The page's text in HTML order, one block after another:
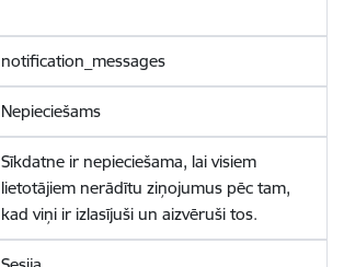
notification_messages
Nepieciešams
Sīkdatne ir nepieciešama, lai visiem
lietotājiem nerādītu ziņojumus pēc tam,
kad viņi ir izlasījuši un aizvēruši tos.